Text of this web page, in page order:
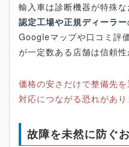
輸入車は診断機器が特殊な
認定工場や正規ディーラー
Googleマップや口コミ評
が一定数ある店舗は信頼性
価格の安さだけで整備先
対応につながる恐れがあり
故障を未然に防ぐ